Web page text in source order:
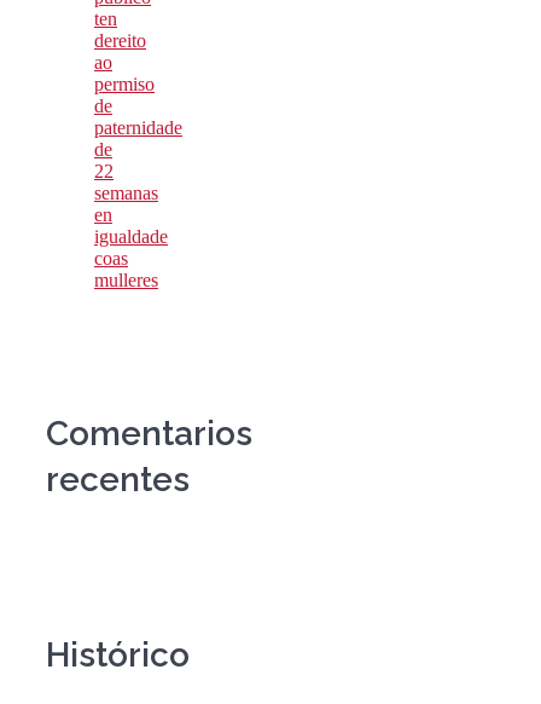
ten
dereito
ao
permiso
de
paternidade
de
22
semanas
en
igualdade
coas
mulleres
Comentarios
recentes
Histórico